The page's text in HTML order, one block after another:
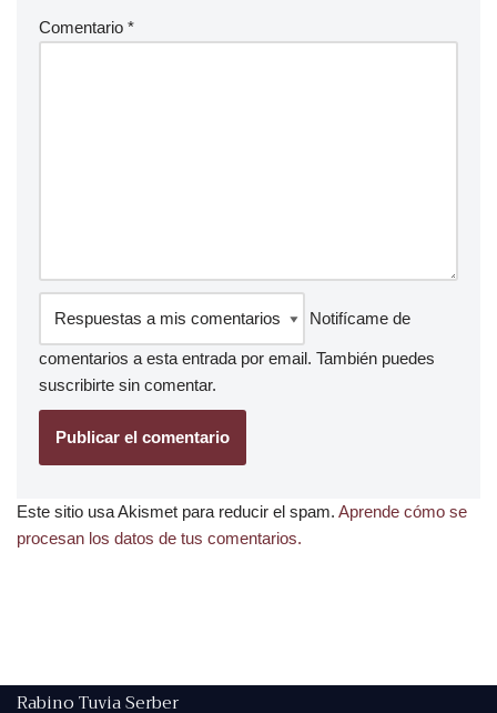
Comentario *
Notifícame de
comentarios a esta entrada por email. También puedes
suscribirte sin comentar.
Este sitio usa Akismet para reducir el spam. Aprende cómo se
procesan los datos de tus comentarios.
Rabino Tuvia Serber